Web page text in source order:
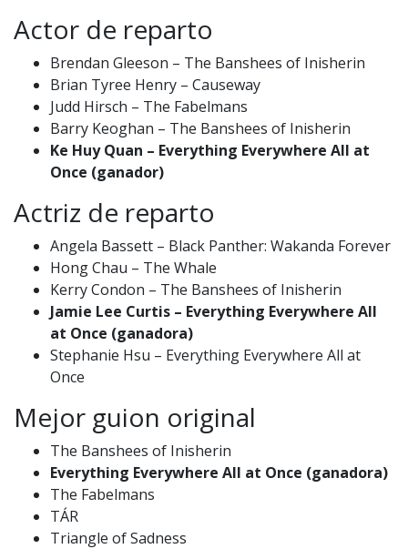
Actor de reparto
Brendan Gleeson – The Banshees of Inisherin
Brian Tyree Henry – Causeway
Judd Hirsch – The Fabelmans
Barry Keoghan – The Banshees of Inisherin
Ke Huy Quan – Everything Everywhere All at
Once (ganador)
Actriz de reparto
Angela Bassett – Black Panther: Wakanda Forever
Hong Chau – The Whale
Kerry Condon – The Banshees of Inisherin
Jamie Lee Curtis – Everything Everywhere All
at Once (ganadora)
Stephanie Hsu – Everything Everywhere All at
Once
Mejor guion original
The Banshees of Inisherin
Everything Everywhere All at Once (ganadora)
The Fabelmans
TÁR
Triangle of Sadness